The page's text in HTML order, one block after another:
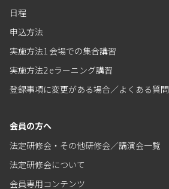
日程
申込方法
実施方法1 会場での集合講習
実施方法2 eラーニング講習
登録事項に変更がある場合／よくある質問
会員の方へ
法定研修会・その他研修会／講演会一覧
法定研修会について
会員専用コンテンツ